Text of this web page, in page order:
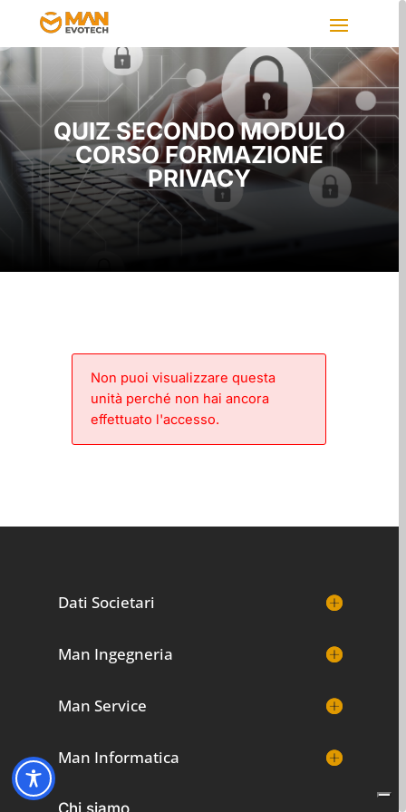
QUIZ SECONDO MODULO
CORSO FORMAZIONE
PRIVACY
Non puoi visualizzare questa
unità perché non hai ancora
effettuato l'accesso.
Dati Societari
Man Ingegneria
Man Service
Man Informatica
Chi siamo